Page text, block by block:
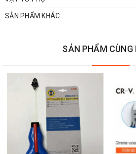
Thương hiệu C-MART TOOLS của công
máy sản xuất chủ yếu các mặt hàng
cắt, dụng cụ kẹp, dụng cụ buộc, dụng cụ
vườn và một số công cụ điện và khí nén
tốt. Dựa trên chất lượng tốt và giá cả
trở nên phổ biến hơn ở Trung Quốc, Đài
Campuchia, Thái Lan, Myanmar,
Indonesia. C-MART Tools cũng không
SẢN PHẨM KHÁC
SẢN PHẨM CÙNG